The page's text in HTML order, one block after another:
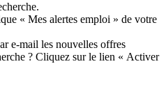
« Mes alertes emploi » de votre
e-mail les nouvelles offres
? Cliquez sur le lien « Activer